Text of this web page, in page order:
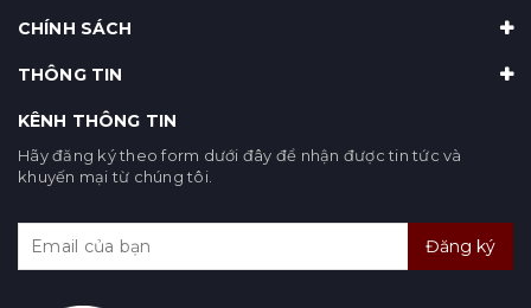
CHÍNH SÁCH
THÔNG TIN
KÊNH THÔNG TIN
Hãy đăng ký theo form dưới đây để nhận được tin tức và
khuyến mại từ chúng tôi.
Đăng ký